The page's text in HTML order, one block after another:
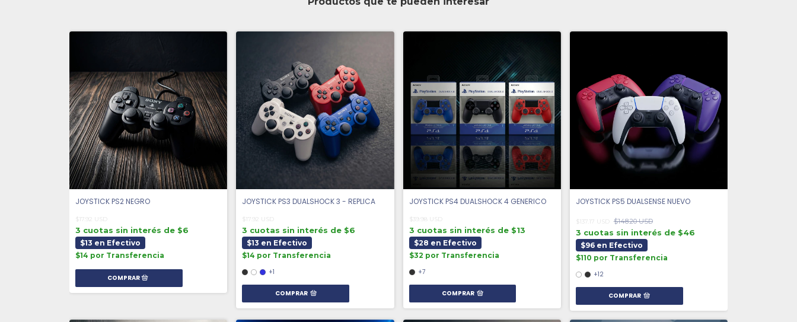
JOYSTICK PS2 NEGRO
$17.92 USD
3 cuotas sin interés de $6
$13 en Efectivo
$14 por Transferencia
JOYSTICK PS3 DUALSHOCK 3 - REPLICA
$17.92 USD
3 cuotas sin interés de $6
$13 en Efectivo
$14 por Transferencia
+1
COMPRAR
JOYSTICK PS4 DUALSHOCK 4 GENERICO
$39.98 USD
3 cuotas sin interés de $13
$28 en Efectivo
$32 por Transferencia
+7
COMPRAR
JOYSTICK PS5 DUALSENSE NUEVO
$137.17 USD $148.20 USD
3 cuotas sin interés de $46
$96 en Efectivo
$110 por Transferencia
+12
COMPRAR